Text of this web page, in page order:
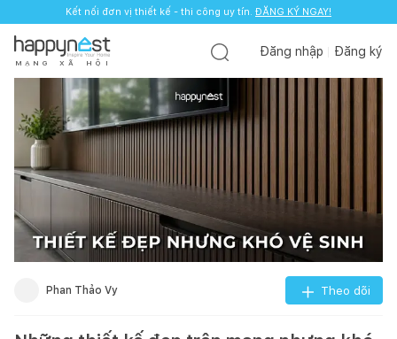
Kết nối đơn vị thiết kế - thi công uy tín. ĐĂNG KÝ NGAY!
M Ạ N G X Ã H Ộ I
Đăng nhập Đăng ký
Phan Thảo Vy Theo dõi